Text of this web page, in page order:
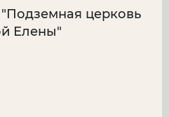
церковь
Елены"